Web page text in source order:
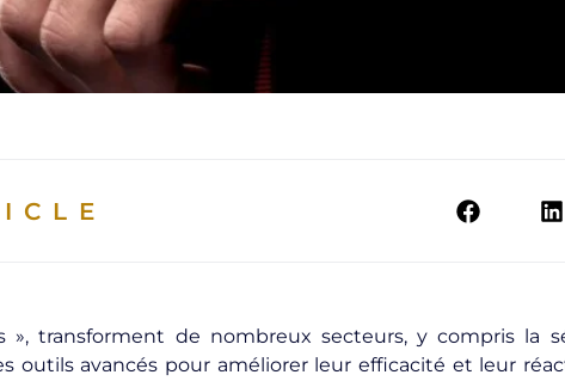
», transforment de nombreux secteurs, y compris la
outils avancés pour améliorer leur efficacité et leur